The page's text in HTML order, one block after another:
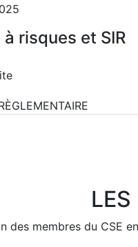
à risques et SIR
des membres du CSE